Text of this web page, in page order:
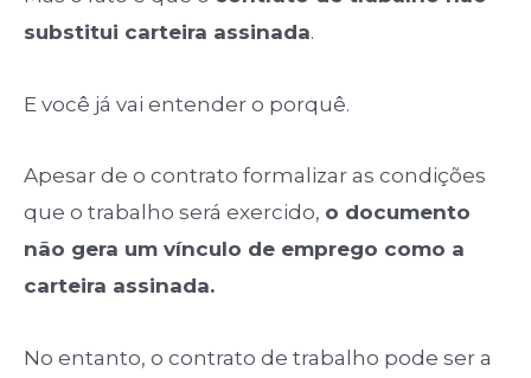
substitui carteira assinada.
E você já vai entender o porquê.
Apesar de o contrato formalizar as condições
que o trabalho será exercido, o documento
não gera um vínculo de emprego como a
carteira assinada.
No entanto, o contrato de trabalho pode ser a